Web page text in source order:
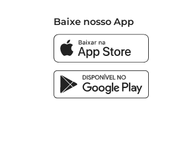
Baixe nosso App